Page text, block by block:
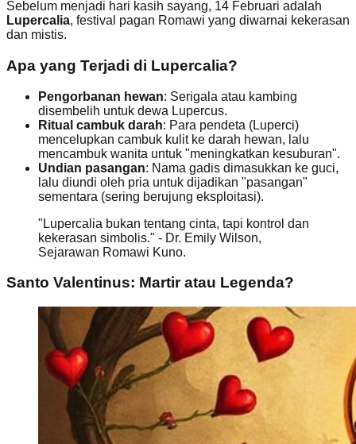
Sebelum menjadi hari kasih sayang, 14 Februari adalah
Lupercalia, festival pagan Romawi yang diwarnai kekerasan
dan mistis.
Apa yang Terjadi di Lupercalia?
Pengorbanan hewan: Serigala atau kambing
disembelih untuk dewa Lupercus.
Ritual cambuk darah: Para pendeta (Luperci)
mencelupkan cambuk kulit ke darah hewan, lalu
mencambuk wanita untuk "meningkatkan kesuburan".
Undian pasangan: Nama gadis dimasukkan ke guci,
lalu diundi oleh pria untuk dijadikan "pasangan"
sementara (sering berujung eksploitasi).
"Lupercalia bukan tentang cinta, tapi kontrol dan
kekerasan simbolis." - Dr. Emily Wilson,
Sejarawan Romawi Kuno.
Santo Valentinus: Martir atau Legenda?